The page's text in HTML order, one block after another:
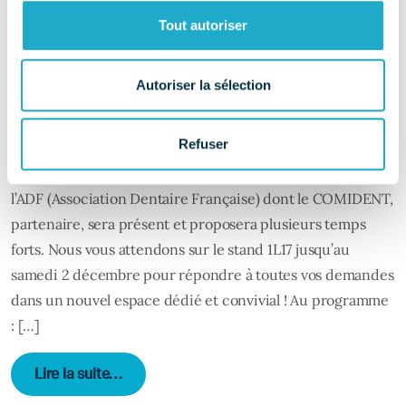
Tout autoriser
Autoriser la sélection
Refuser
A l’occasion de l’Exposition du Congrès, organisée par
l’ADF (Association Dentaire Française) dont le COMIDENT,
partenaire, sera présent et proposera plusieurs temps
forts. Nous vous attendons sur le stand 1L17 jusqu’au
samedi 2 décembre pour répondre à toutes vos demandes
dans un nouvel espace dédié et convivial ! Au programme
: […]
Lire la suite…from Exposition du Congrès ADF 2023 :